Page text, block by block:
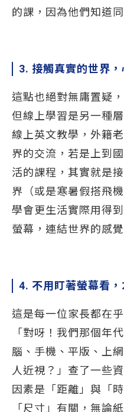
的課，因為他們知道
3. 接觸真實的世界，
這點也絕對無庸置疑
但線上學習是另一種
線上英文教學，外籍
界的交流，若是上到
活的課程，其實就是
界（或是寒暑假搭飛
學會更生活實際用得
螢幕，連結世界的感覺
4. 不用盯著螢幕看
這是每一位家長都在
「對呀！我們那個年
腦、手機、平版、上
人近視？」查了一些
因素是「距離」與「
「尺寸」有關，無論